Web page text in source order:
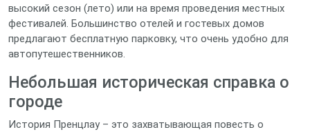
высокий сезон (лето) или на время проведения местных
фестивалей. Большинство отелей и гостевых домов
предлагают бесплатную парковку, что очень удобно для
автопутешественников.
Небольшая историческая справка о
городе
История Пренцлау – это захватывающая повесть о